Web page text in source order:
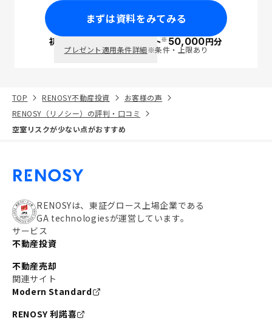
まずは資料をみてみる
初回面談で ポイント※50,000円分
プレゼント適用条件詳細※条件・上限あり
TOP RENOSY不動産投資
お客様の声
RENOSY（リノシー）の評判・口コミ
空室リスクが少ない点がおすすめ
RENOSYは、東証グロース上場企業である
GA technologiesが運営しています。
サービス
不動産投資
不動産売却
関連サイト
Modern Standard
RENOSY 利諾喜